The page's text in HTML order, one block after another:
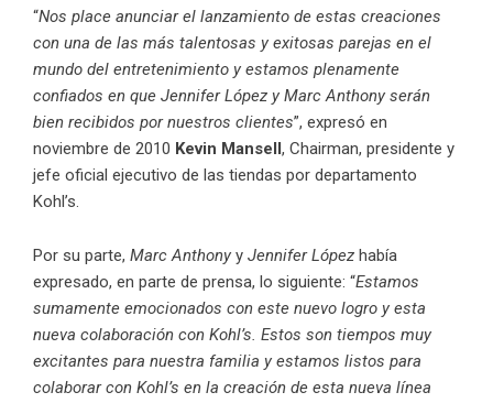
“Nos place anunciar el lanzamiento de estas creaciones
con una de las más talentosas y exitosas parejas en el
mundo del entretenimiento y estamos plenamente
confiados en que Jennifer López y Marc Anthony serán
bien recibidos por nuestros clientes”, expresó en
noviembre de 2010 Kevin Mansell, Chairman, presidente y
jefe oficial ejecutivo de las tiendas por departamento
Kohl’s.
Por su parte, Marc Anthony y Jennifer López había
expresado, en parte de prensa, lo siguiente: “Estamos
sumamente emocionados con este nuevo logro y esta
nueva colaboración con Kohl’s. Estos son tiempos muy
excitantes para nuestra familia y estamos listos para
colaborar con Kohl’s en la creación de esta nueva línea